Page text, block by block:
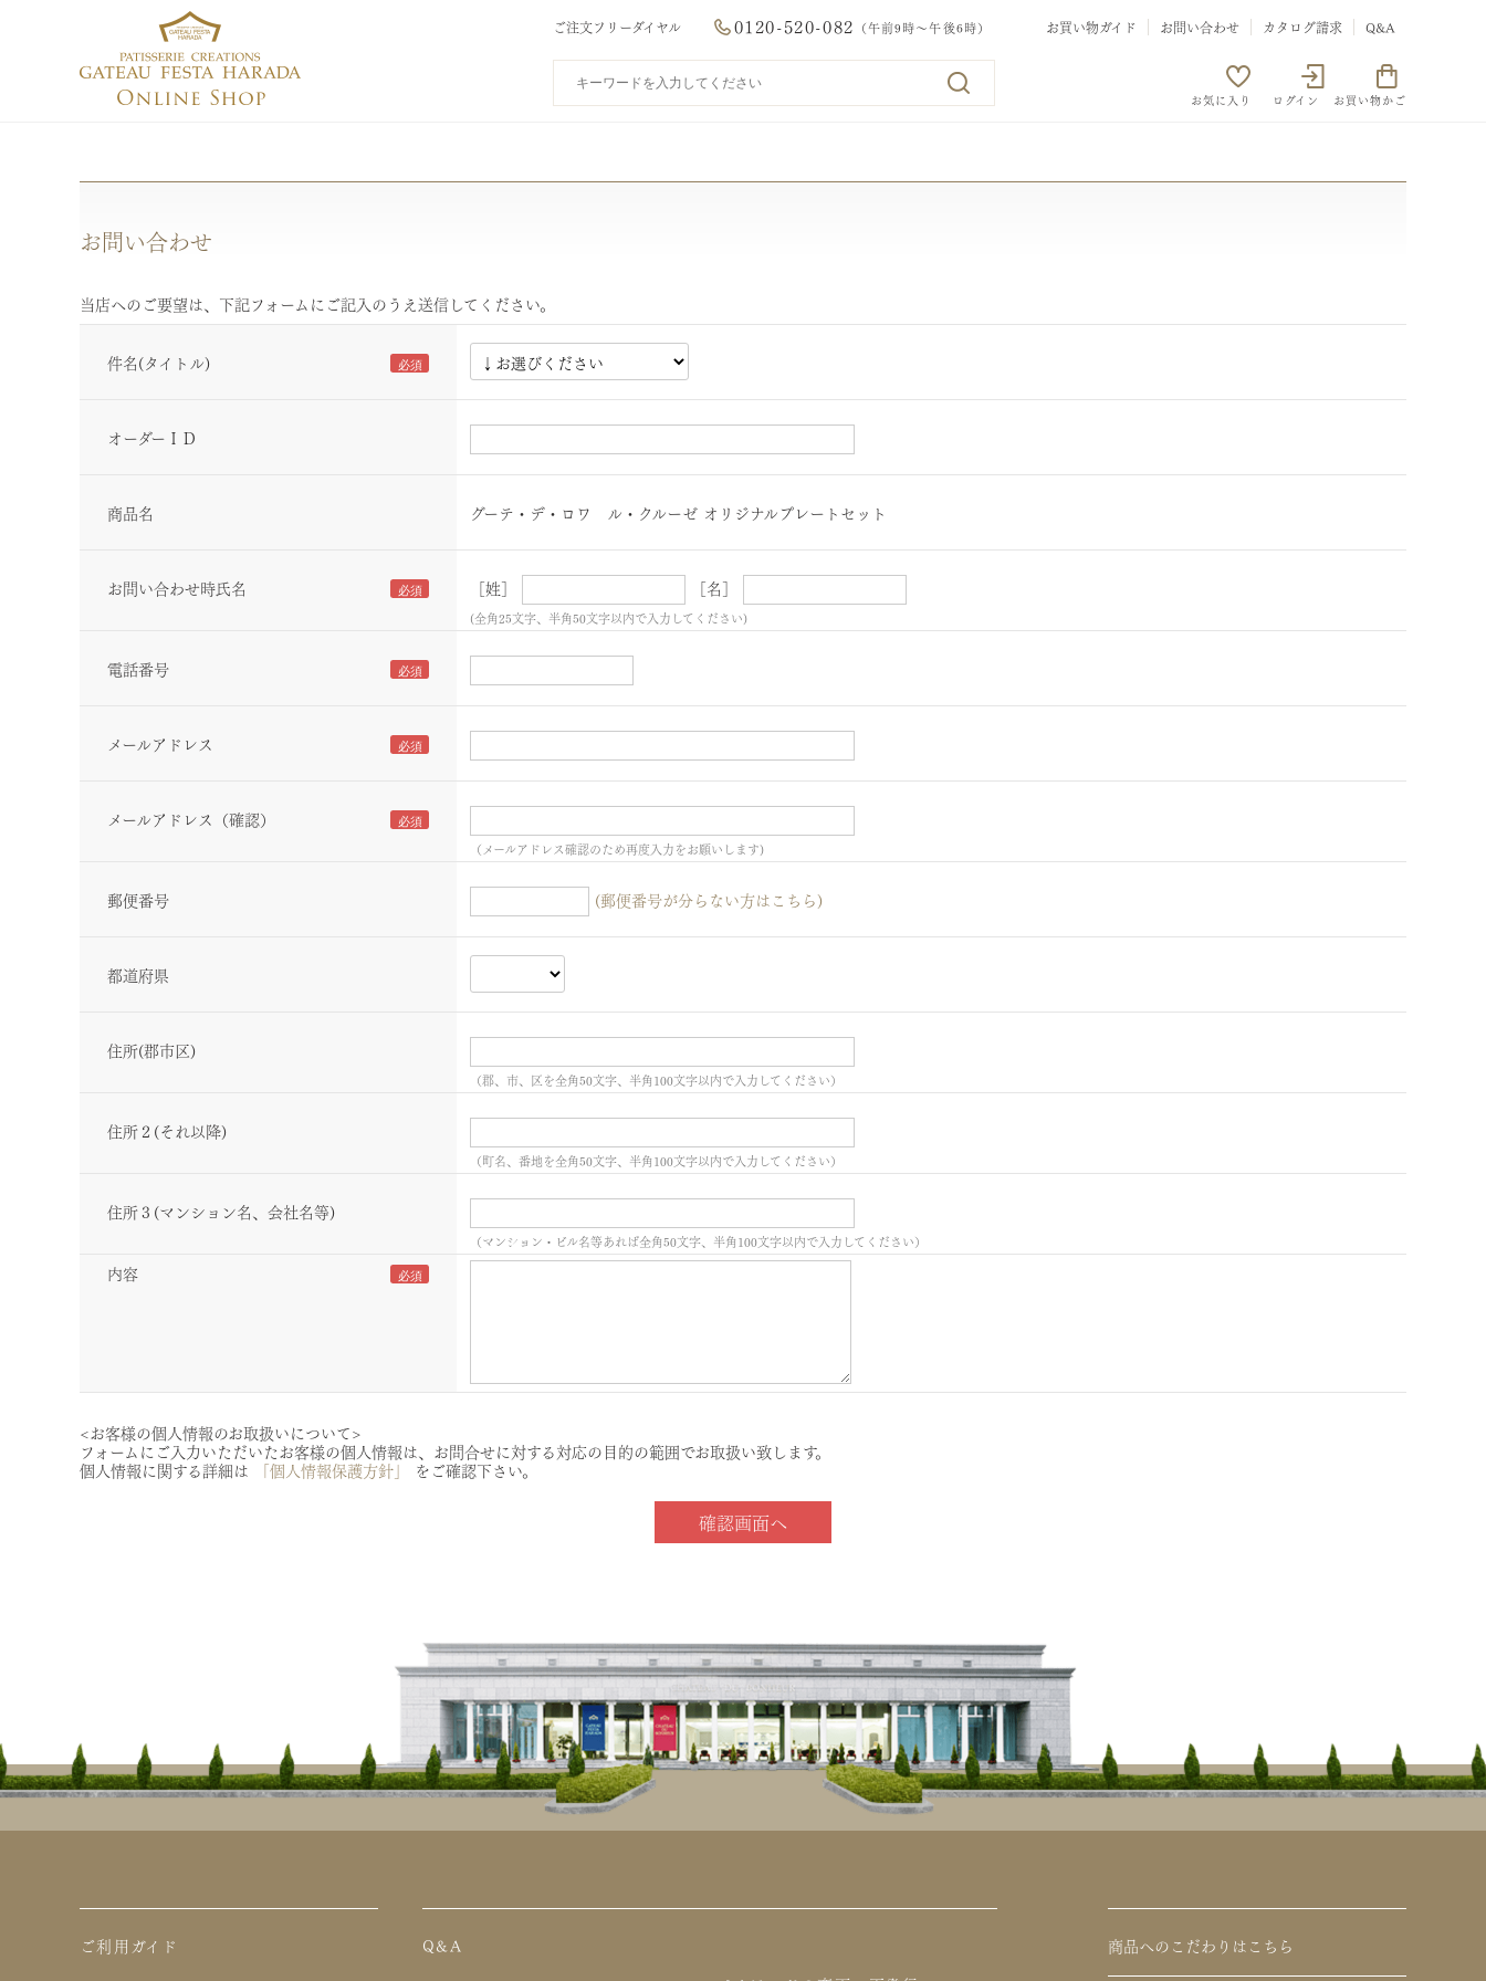
ご注文フリーダイヤル 0120-520-082 （午前9時～午後6時） お買い物ガイド お問い合わせ カタログ請求 Q&A
お気に入り ログイン お買い物かご
お問い合わせ
当店へのご要望は、下記フォームにご記入のうえ送信してください。
件名(タイトル)
オーダーＩＤ
商品名 グーテ・デ・ロワ ル・クルーゼ オリジナルプレートセット
お問い合わせ時氏名 ［姓］ ［名］
(全角25文字、半角50文字以内で入力してください)
電話番号
メールアドレス
メールアドレス（確認）
（メールアドレス確認のため再度入力をお願いします)
郵便番号 (郵便番号が分らない方はこちら)
都道府県
住所(郡市区)
（郡、市、区を全角50文字、半角100文字以内で入力してください）
住所２(それ以降)
（町名、番地を全角50文字、半角100文字以内で入力してください）
住所３(マンション名、会社名等)
（マンション・ビル名等あれば全角50文字、半角100文字以内で入力してください）
内容
<お客様の個人情報のお取扱いについて>
フォームにご入力いただいたお客様の個人情報は、お問合せに対する対応の目的の範囲でお取扱い致します。
個人情報に関する詳細は 「個人情報保護方針」 をご確認下さい。
ご利用ガイド
Q&A
商品へのこだわりはこちら